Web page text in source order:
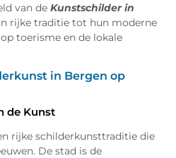
van deKunstschilder in
rijke traditie tot hun moderne
toerisme en de lokale
in Bergen op
de Kunst
rijke schilderkunsttraditie die
De stad is de